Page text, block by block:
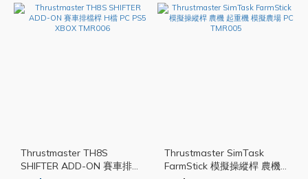
Thrustmaster TH8S
SHIFTER ADD-ON 賽車排檔
Thrustmaster SimTask
FarmStick 模擬操縱桿 農機